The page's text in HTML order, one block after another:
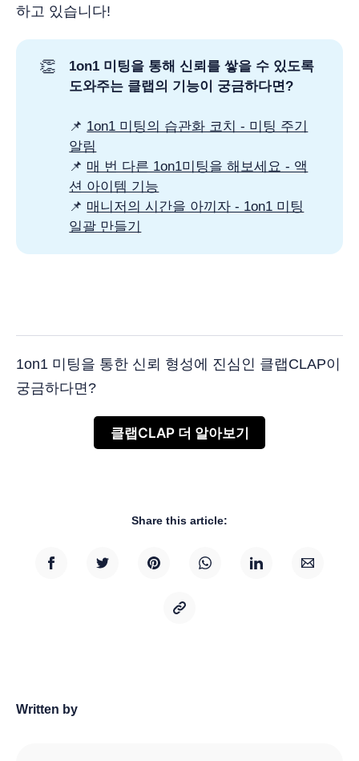
하고 있습니다!
👏
1on1 미팅을 통해 신뢰를 쌓을 수 있도록
도와주는 클랩의 기능이 궁금하다면?
📌 1on1 미팅의 습관화 코치 - 미팅 주기
알림
📌 매 번 다른 1on1미팅을 해보세요 - 액
션 아이템 기능
📌 매니저의 시간을 아끼자 - 1on1 미팅
일괄 만들기
1on1 미팅을 통한 신뢰 형성에 진심인 클랩CLAP이
궁금하다면?
클랩CLAP 더 알아보기
Share this article:
Written by